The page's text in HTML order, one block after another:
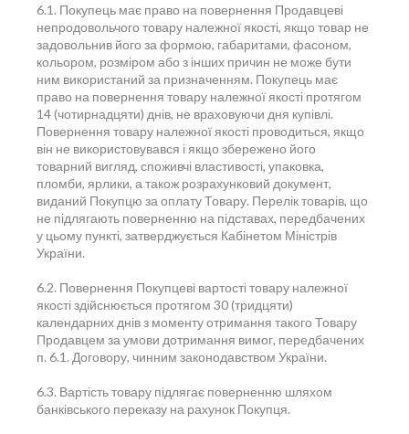
6.1. Покупець має право на повернення Продавцеві
непродовольчого товару належної якості, якщо товар не
задовольнив його за формою, габаритами, фасоном,
кольором, розміром або з інших причин не може бути
ним використаний за призначенням. Покупець має
право на повернення товару належної якості протягом
14 (чотирнадцяти) днів, не враховуючи дня купівлі.
Повернення товару належної якості проводиться, якщо
він не використовувався і якщо збережено його
товарний вигляд, споживчі властивості, упаковка,
пломби, ярлики, а також розрахунковий документ,
виданий Покупцю за оплату Товару. Перелік товарів, що
не підлягають поверненню на підставах, передбачених
у цьому пункті, затверджується Кабінетом Міністрів
України.
6.2. Повернення Покупцеві вартості товару належної
якості здійснюється протягом 30 (тридцяти)
календарних днів з моменту отримання такого Товару
Продавцем за умови дотримання вимог, передбачених
п. 6.1. Договору, чинним законодавством України.
6.3. Вартість товару підлягає поверненню шляхом
банківського переказу на рахунок Покупця.